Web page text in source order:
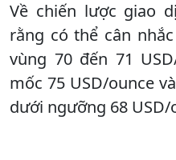
Về chiến lược giao
rằng có thể cân
vùng 70 đến 71
mốc 75 USD/ounce
dưới ngưỡng 68 USD/